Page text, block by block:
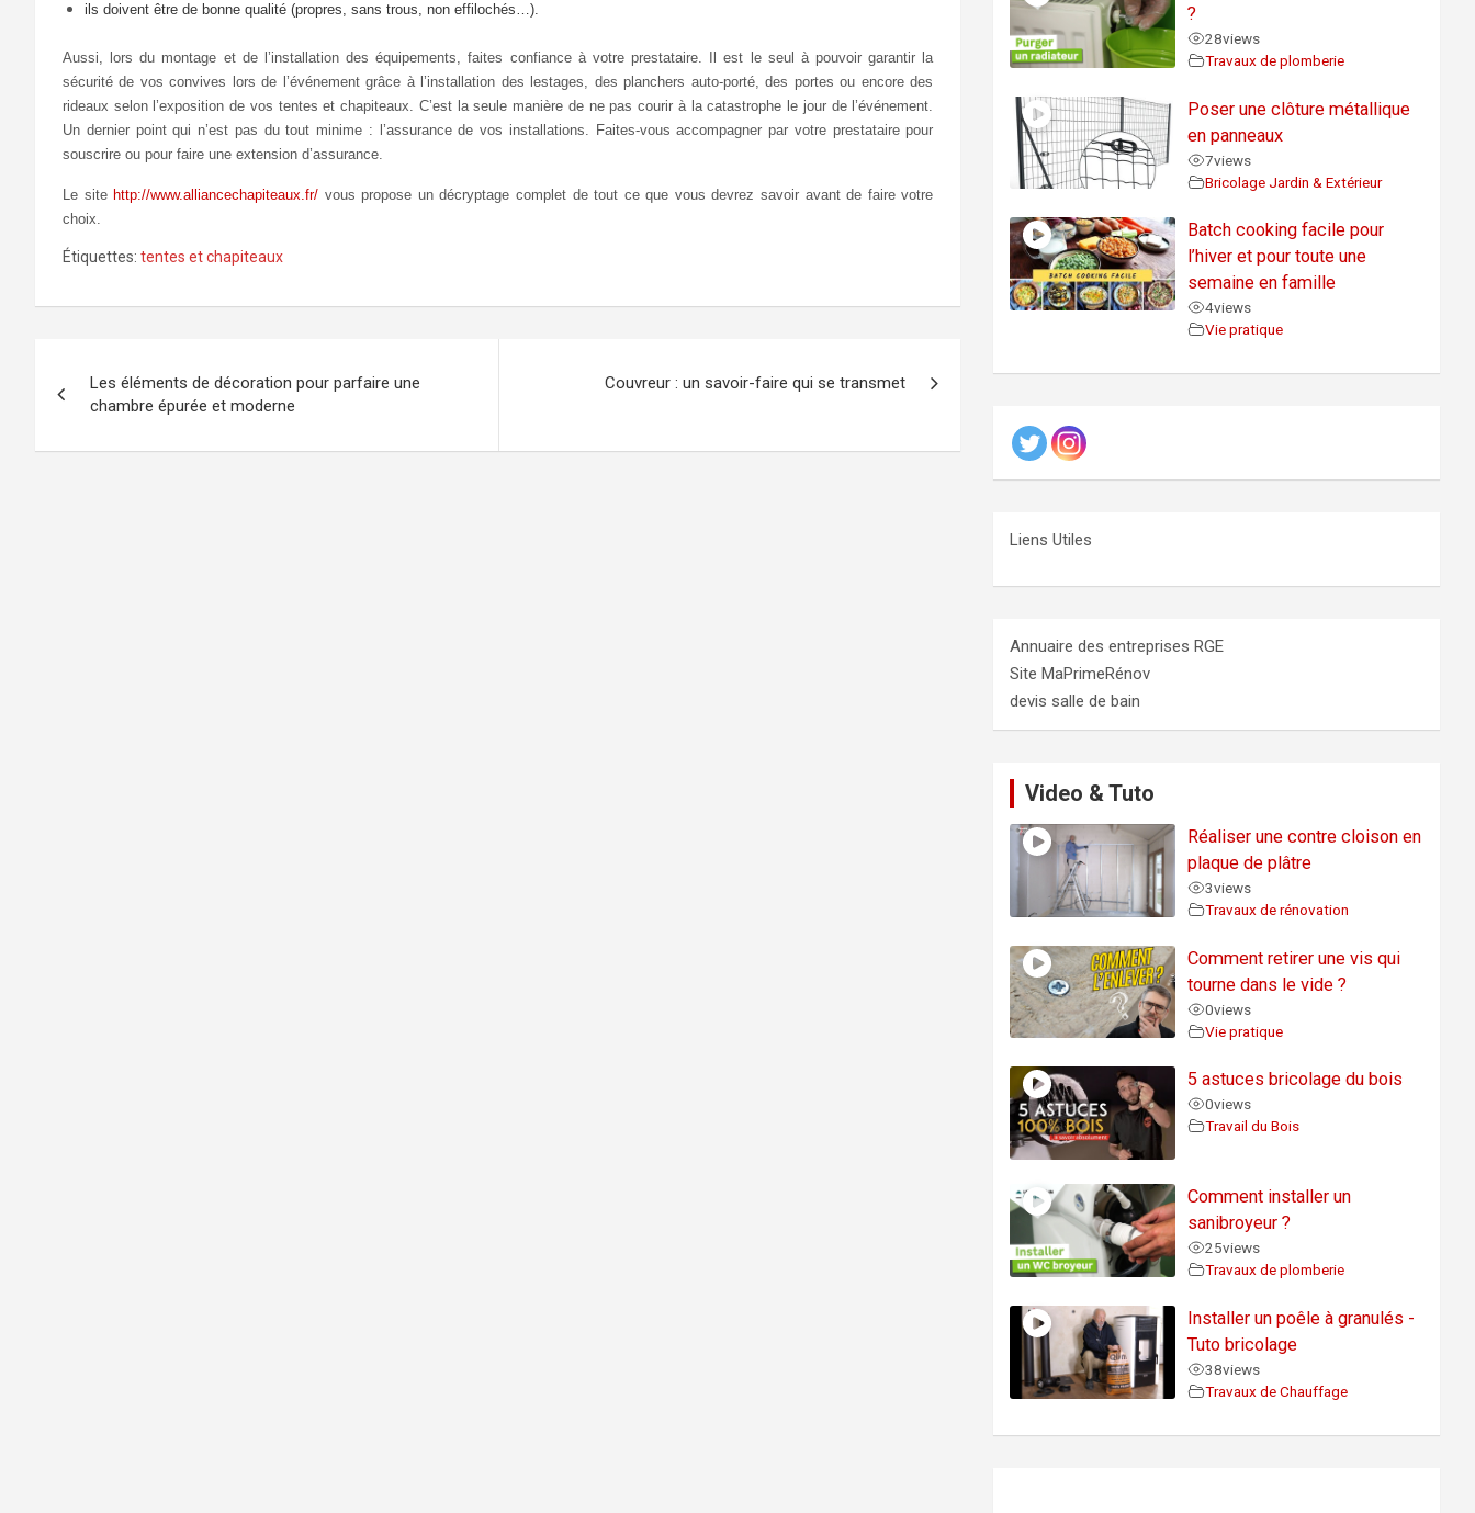
ils doivent être de bonne qualité (propres, sans trous, non effilochés…).
Aussi, lors du montage et de l’installation des équipements, faites confiance à votre prestataire. Il est le seul à pouvoir garantir la
sécurité de vos convives lors de l’événement grâce à l’installation des lestages, des planchers auto-porté, des portes ou encore des
rideaux selon l’exposition de vos tentes et chapiteaux. C’est la seule manière de ne pas courir à la catastrophe le jour de l’événement.
Un dernier point qui n’est pas du tout minime : l’assurance de vos installations. Faites-vous accompagner par votre prestataire pour
souscrire ou pour faire une extension d’assurance.
Le site http://www.alliancechapiteaux.fr/ vous propose un décryptage complet de tout ce que vous devrez savoir avant de faire votre
choix.
Étiquettes: tentes et chapiteaux
de
l’article
Les éléments de décoration pour parfaire une
chambre épurée et moderne
Couvreur : un savoir-faire qui se transmet
?
28views
Travaux de plomberie
Poser une clôture métallique
en panneaux
7views
Bricolage Jardin & Extérieur
Batch cooking facile pour
l’hiver et pour toute une
semaine en famille
4views
Vie pratique
Liens Utiles
Annuaire des entreprises RGE
Site MaPrimeRénov
devis salle de bain
Video & Tuto
Réaliser une contre cloison en
plaque de plâtre
3views
Travaux de rénovation
Comment retirer une vis qui
tourne dans le vide ?
0views
Vie pratique
5 astuces bricolage du bois
0views
Travail du Bois
Comment installer un
sanibroyeur ?
25views
Travaux de plomberie
Installer un poêle à granulés -
Tuto bricolage
38views
Travaux de Chauffage